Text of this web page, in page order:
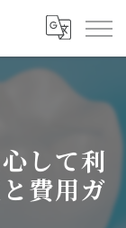
して利
費用ガ